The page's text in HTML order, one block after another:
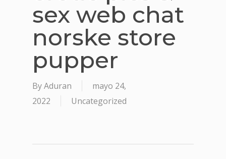
sex web chat
norske store
pupper
ByAduran
mayo 24,
2022
Uncategorized